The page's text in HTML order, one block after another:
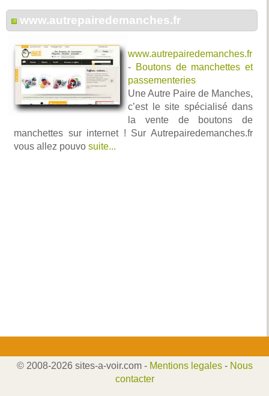
www.autrepairedemanches.fr
www.autrepairedemanches.fr
- Boutons de manchettes et
passementeries
Une Autre Paire de Manches,
c’est le site spécialisé dans
la vente de boutons de
manchettes sur internet ! Sur Autrepairedemanches.fr
vous allez pouvo suite...
© 2008-2026 sites-a-voir.com - Mentions legales- Nous
contacter